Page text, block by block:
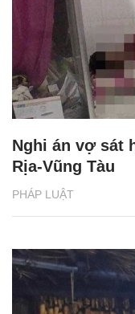
PHÁP LUẬT
Nghi án vợ sát
Rịa-Vũng Tàu